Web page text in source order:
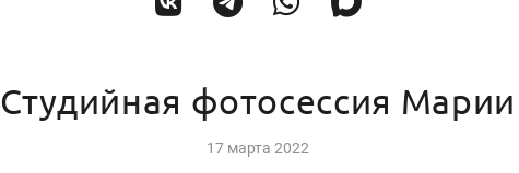
Студийная фотосессия Марии
17 марта 2022